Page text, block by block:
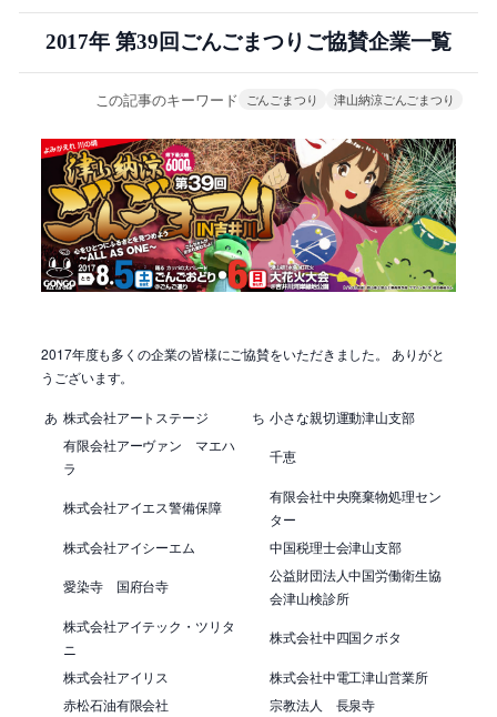
2017年 第39回ごんごまつりご協賛企業一覧
この記事のキーワード ごんごまつり 津山納涼ごんごまつり
2017年度も多くの企業の皆様にご協賛をいただきました。 ありがと
うございます。
あ 株式会社アートステージ ち 小さな親切運動津山支部
有限会社アーヴァン マエハ
ラ
千恵
株式会社アイエス警備保障
有限会社中央廃棄物処理セン
ター
株式会社アイシーエム
中国税理士会津山支部
愛染寺 国府台寺
公益財団法人中国労働衛生協
会津山検診所
株式会社アイテック・ツリタ
ニ
株式会社中四国クボタ
株式会社アイリス
株式会社中電工津山営業所
赤松石油有限会社
宗教法人 長泉寺